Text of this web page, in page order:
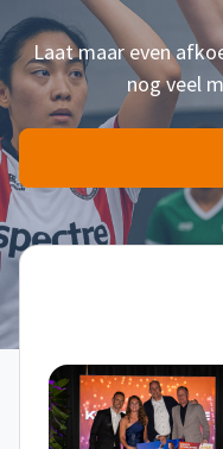
Laat maar even
nog veel